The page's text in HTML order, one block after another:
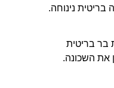
בריטית נינוחה.
בריטית
את השכונה.